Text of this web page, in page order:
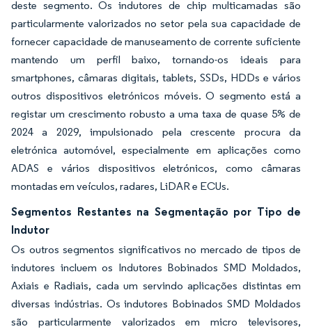
deste segmento. Os indutores de chip multicamadas são
particularmente valorizados no setor pela sua capacidade de
fornecer capacidade de manuseamento de corrente suficiente
mantendo um perfil baixo, tornando-os ideais para
smartphones, câmaras digitais, tablets, SSDs, HDDs e vários
outros dispositivos eletrónicos móveis. O segmento está a
registar um crescimento robusto a uma taxa de quase 5% de
2024 a 2029, impulsionado pela crescente procura da
eletrónica automóvel, especialmente em aplicações como
ADAS e vários dispositivos eletrónicos, como câmaras
montadas em veículos, radares, LiDAR e ECUs.
Segmentos Restantes na Segmentação por Tipo de
Indutor
Os outros segmentos significativos no mercado de tipos de
indutores incluem os Indutores Bobinados SMD Moldados,
Axiais e Radiais, cada um servindo aplicações distintas em
diversas indústrias. Os indutores Bobinados SMD Moldados
são particularmente valorizados em micro televisores,